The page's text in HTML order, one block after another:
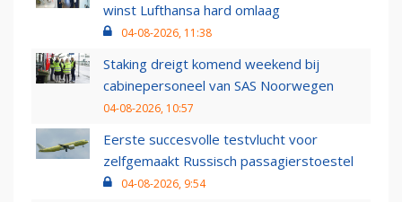
winst Lufthansa hard omlaag
04-08-2026, 11:38
Staking dreigt komend weekend bij
cabinepersoneel van SAS Noorwegen
04-08-2026, 10:57
Eerste succesvolle testvlucht voor
zelfgemaakt Russisch passagierstoestel
04-08-2026, 9:54